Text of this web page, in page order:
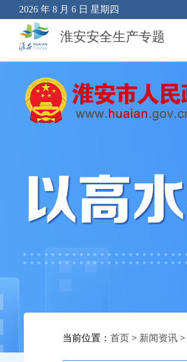
2026 年 8 月 6 日 星期四
淮安安全生产专题
当前位置： 首页 > 新闻资讯 >